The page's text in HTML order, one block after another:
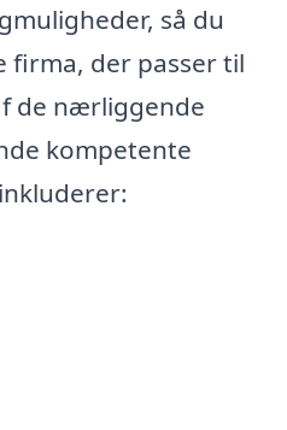
så du
firma, der passer til
de nærliggende
kompetente